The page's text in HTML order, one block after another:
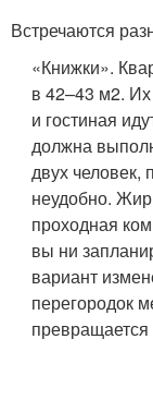
Встречаются
«Книжки».
в 42–43 м2. Их
и гостиная
должна
двух человек,
неудобно.
проходная
вы ни
вариант
перегородок